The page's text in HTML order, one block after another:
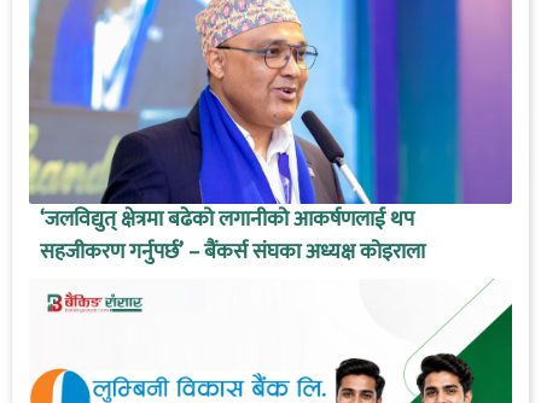
‘जलविद्युत् क्षेत्रमा बढेको लगानीको आकर्षणलाई थप
सहजीकरण गर्नुपर्छ’ – बैंकर्स संघका अध्यक्ष कोइराला